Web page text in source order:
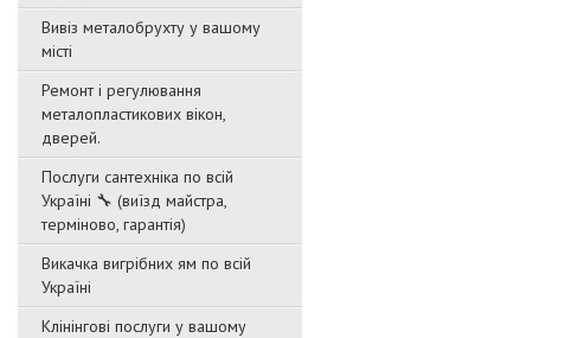
Вивіз металобрухту у вашому
місті
Ремонт і регулювання
металопластикових вікон,
дверей.
Послуги сантехніка по всій
Україні 🔧 (виїзд майстра,
терміново, гарантія)
Викачка вигрібних ям по всій
Україні
Клінінгові послуги у вашому